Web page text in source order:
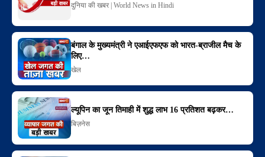
दुनिया की खबर | World News in Hindi
बंगाल के मुख्यमंत्री ने एआईएफएफ को भारत-ब्राजील मैच के
लिए…
खेल
ल्यूपिन का जून तिमाही में शुद्ध लाभ 16 प्रतिशत बढ़कर…
बिज़नेस